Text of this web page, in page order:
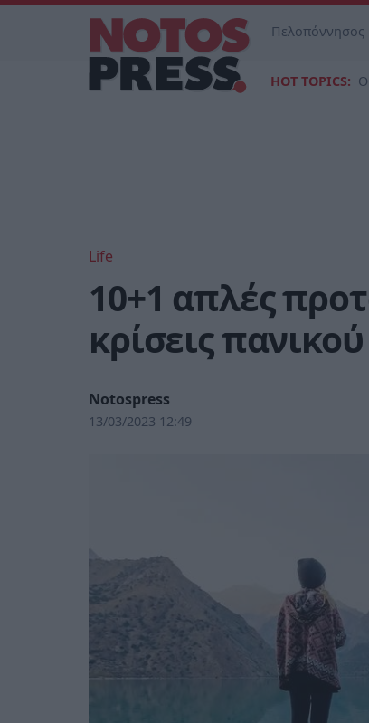
Πελοπόννησος
HOT TOPICS:
Life
10+1 απλές
κρίσεις
Notospress
13/03/2023 12:49